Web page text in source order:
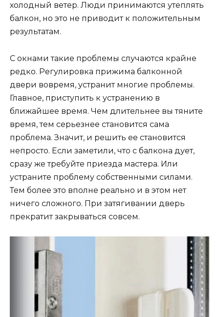
холодный ветер. Люди принимаются утеплять
балкон, но это не приводит к положительным
результатам.
С окнами такие проблемы случаются крайне
редко. Регулировка прижима балконной
двери вовремя, устранит многие проблемы.
Главное, приступить к устранению в
ближайшее время. Чем длительнее вы тяните
время, тем серьезнее становится сама
проблема. Значит, и решить ее становится
непросто. Если заметили, что с балкона дует,
сразу же требуйте приезда мастера. Или
устраните проблему собственными силами.
Тем более это вполне реально и в этом нет
ничего сложного. При затягивании дверь
прекратит закрываться совсем.